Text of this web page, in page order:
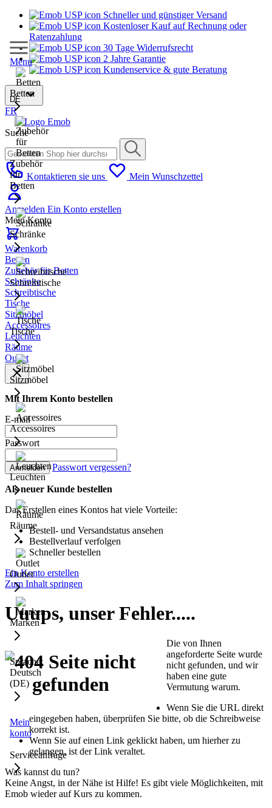
Schneller und günstiger Versand
Kostenloser Kauf auf Rechnung oder
Ratenzahlung
30 Tage Widerrufsrecht
2 Jahre Garantie
Kundenservice & gute Beratung
DE
FR
Suche
Kontaktieren sie uns Mein Wunschzettel
Anmelden Ein Konto erstellen
Mein Konto
Warenkorb
Menu
Betten
Zubehör
für
Betten
Schränke
Schreibtische
Tische
Sitzmöbel
Accessoires
Leuchten
Räume
Outlet
Marken
Sprache:
Deutsch
(DE)
Mein
konto
Serviceanfrage
Betten
Zubehör für Betten
Schränke
Schreibtische
Tische
Sitzmöbel
Accessoires
Leuchten
Räume
Outlet
Mit Ihrem Konto bestellen
E-mail
Passwort
Anmelden Passwort vergessen?
Als neuer Kunde bestellen
Das Erstellen eines Kontos hat viele Vorteile:
Bestell- und Versandstatus ansehen
Bestellverlauf verfolgen
Schneller bestellen
Ein Konto erstellen
Zum Inhalt springen
Uuups, unser Fehler.....
Die von Ihnen
angeforderte Seite wurde
nicht gefunden, und wir
haben eine gute
Vermutung warum.
Wenn Sie die URL direkt
eingegeben haben, überprüfen Sie bitte, ob die Schreibweise
korrekt ist.
Wenn Sie auf einen Link geklickt haben, um hierher zu
gelangen, ist der Link veraltet.
Was kannst du tun?
Keine Angst, in der Nähe ist Hilfe! Es gibt viele Möglichkeiten, mit
Emob wieder auf Kurs zu kommen.